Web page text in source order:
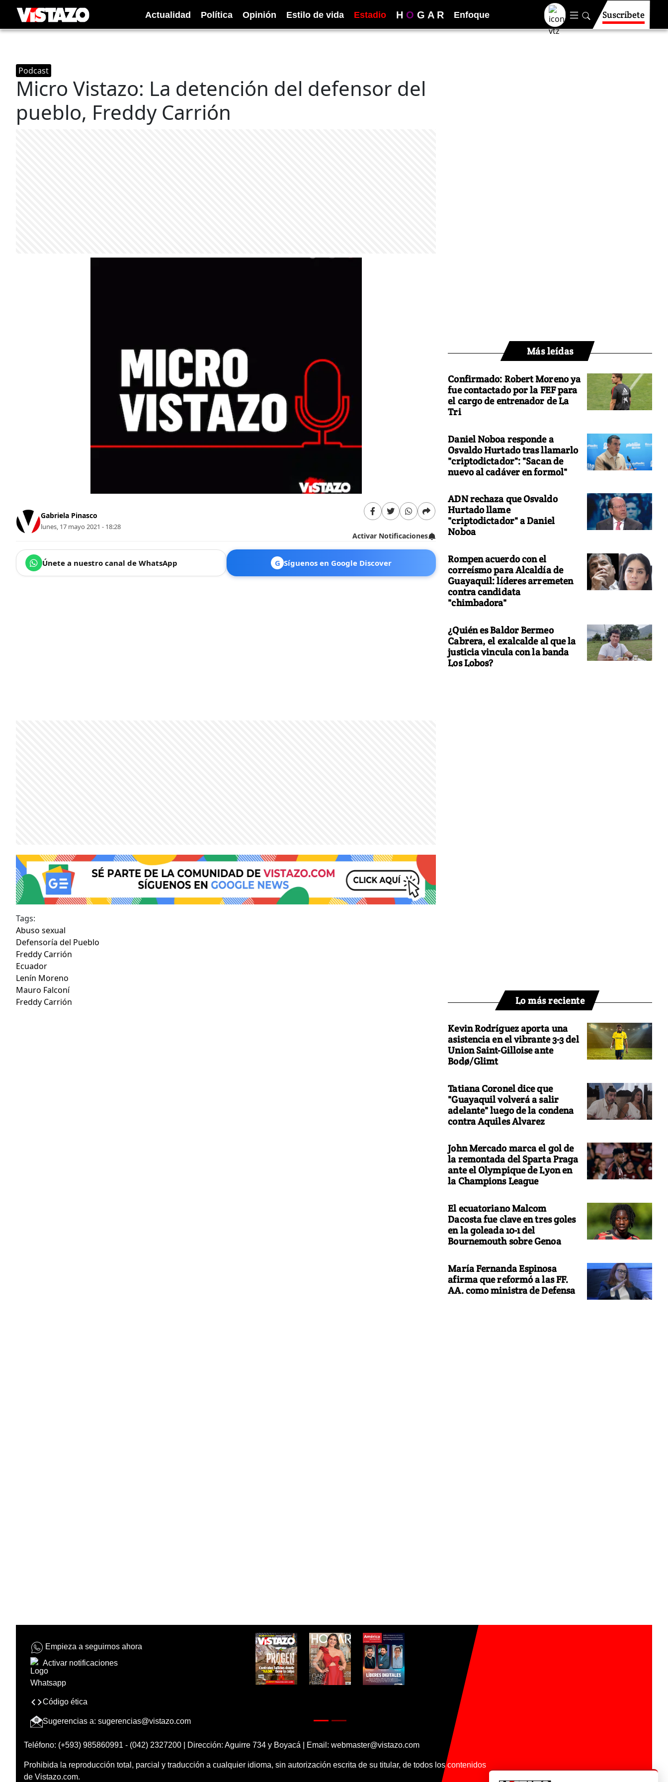
Actualidad Política Opinión Estilo de vida Estadio H O G A R Enfoque Suscríbete
Podcast
Micro Vistazo: La detención del defensor del
pueblo, Freddy Carrión
Gabriela Pinasco
lunes, 17 mayo 2021 - 18:28
Activar Notificaciones
Únete a nuestro canal de WhatsApp G Síguenos en Google Discover
Tags:
Abuso sexual
Defensoría del Pueblo
Freddy Carrión
Ecuador
Lenín Moreno
Mauro Falconí
Freddy Carrión
Más leídas
Confirmado: Robert Moreno ya
fue contactado por la FEF para
el cargo de entrenador de La
Tri
Daniel Noboa responde a
Osvaldo Hurtado tras llamarlo
"criptodictador": "Sacan de
nuevo al cadáver en formol"
ADN rechaza que Osvaldo
Hurtado llame
"criptodictador" a Daniel
Noboa
Rompen acuerdo con el
correísmo para Alcaldía de
Guayaquil: líderes arremeten
contra candidata
"chimbadora"
¿Quién es Baldor Bermeo
Cabrera, el exalcalde al que la
justicia vincula con la banda
Los Lobos?
Lo más reciente
Kevin Rodríguez aporta una
asistencia en el vibrante 3-3 del
Union Saint-Gilloise ante
Bodø/Glimt
Tatiana Coronel dice que
"Guayaquil volverá a salir
adelante" luego de la condena
contra Aquiles Alvarez
John Mercado marca el gol de
la remontada del Sparta Praga
ante el Olympique de Lyon en
la Champions League
El ecuatoriano Malcom
Dacosta fue clave en tres goles
en la goleada 10-1 del
Bournemouth sobre Genoa
María Fernanda Espinosa
afirma que reformó a las FF.
AA. como ministra de Defensa
Empieza a seguirnos ahora
Activar notificaciones
Código ética
Sugerencias a: sugerencias@vistazo.com
Teléfono: (+593) 985860991 - (042) 2327200 | Dirección: Aguirre 734 y Boyacá | Email: webmaster@vistazo.com
Prohibida la reproducción total, parcial y traducción a cualquier idioma, sin autorización escrita de su titular, de todos los contenidos
de Vistazo.com.